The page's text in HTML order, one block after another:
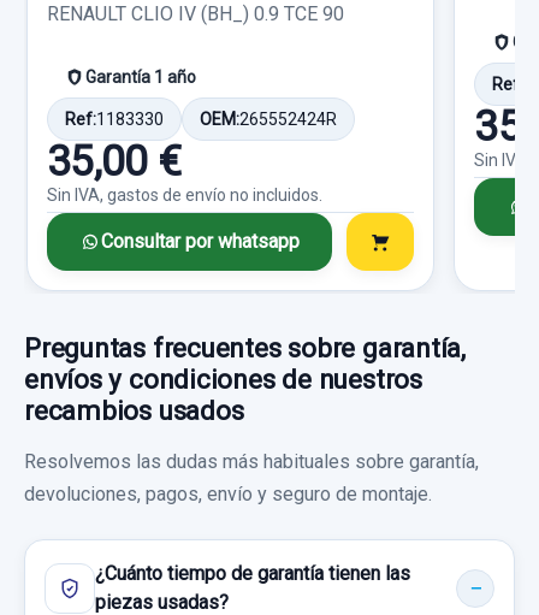
20,00 €
Consultar por whatsapp
RENAULT CLIO IV (BH_) 0.9 TCE 90
Garantía 1 año
Ref:1183330 OEM:265552424R
35,00 €
Sin IVA, gastos de envío no incluidos.
Consultar por whatsapp
Ref:
Sin IVA,
Preguntas frecuentes sobre garantía,
envíos y condiciones de nuestros
recambios usados
Resolvemos las dudas más habituales sobre garantía,
devoluciones, pagos, envío y seguro de montaje.
¿Cuánto tiempo de garantía tienen las
piezas usadas?